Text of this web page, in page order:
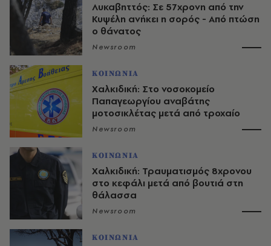
Λυκαβηττός: Σε 57χρονη από την
Κυψέλη ανήκει η σορός - Από πτώση
ο θάνατος
Newsroom
ΚΟΙΝΩΝΙΑ
Χαλκιδική: Στο νοσοκομείο
Παπαγεωργίου αναβάτης
μοτοσικλέτας μετά από τροχαίο
Newsroom
ΚΟΙΝΩΝΙΑ
Χαλκιδική: Τραυματισμός 8χρονου
στο κεφάλι μετά από βουτιά στη
θάλασσα
Newsroom
ΚΟΙΝΩΝΙΑ